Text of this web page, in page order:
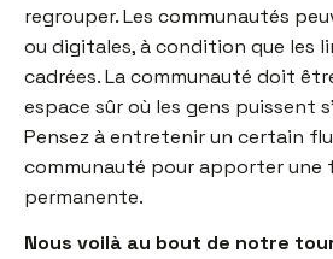
regrouper. Les communautés
ou digitales, à condition que les
cadrées. La communauté doit
espace sûr où les gens puissent
Pensez à entretenir un certain
communauté pour apporter une
permanente.
Nous voilà au bout de notre